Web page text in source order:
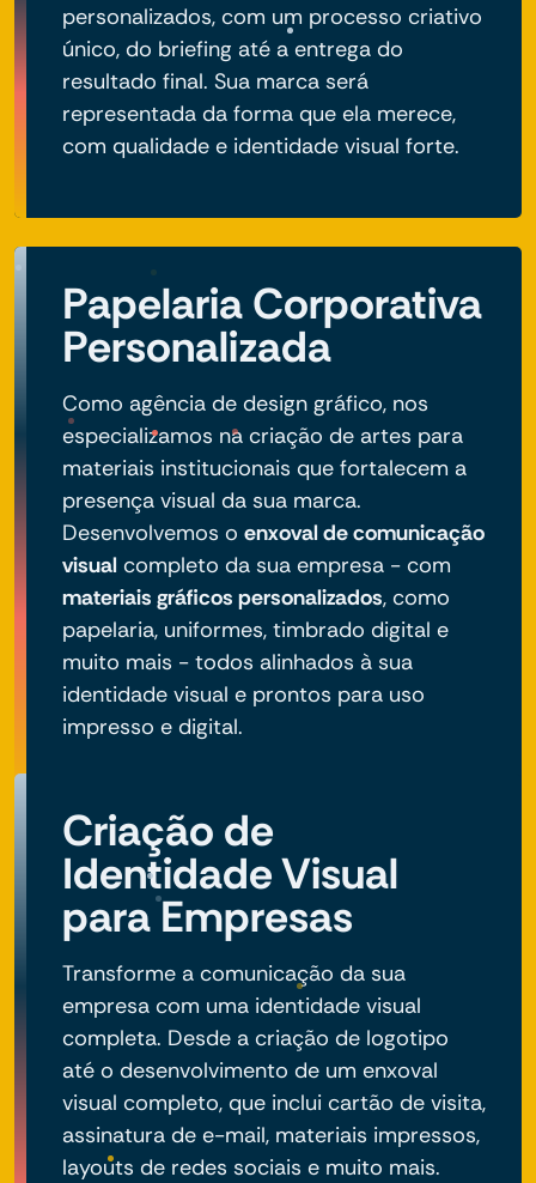
personalizados, com um processo criativo
único, do briefing até a entrega do
resultado final. Sua marca será
representada da forma que ela merece,
com qualidade e identidade visual forte.
Papelaria Corporativa
Personalizada
Como agência de design gráfico, nos
especializamos na criação de artes para
materiais institucionais que fortalecem a
presença visual da sua marca.
Desenvolvemos o enxoval de comunicação
visual completo da sua empresa - com
materiais gráficos personalizados, como
papelaria, uniformes, timbrado digital e
muito mais - todos alinhados à sua
identidade visual e prontos para uso
impresso e digital.
Criação de
Identidade Visual
para Empresas
Transforme a comunicação da sua
empresa com uma identidade visual
completa. Desde a criação de logotipo
até o desenvolvimento de um enxoval
visual completo, que inclui cartão de visita,
assinatura de e-mail, materiais impressos,
layouts de redes sociais e muito mais.